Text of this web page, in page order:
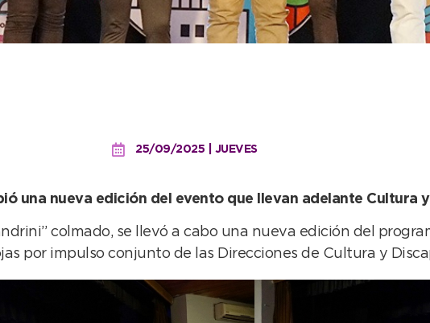
25/09/2025 | JUEVES
una nueva edición del evento que llevan adelante
colmado, se llevó a cabo una nueva edición del
por impulso conjunto de las Direcciones de Cultura y